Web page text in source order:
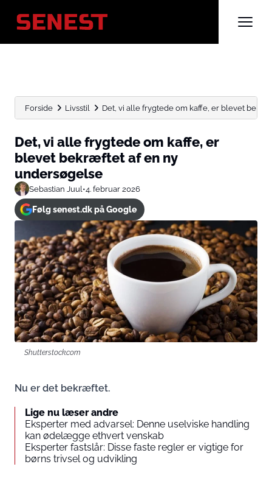
Forside Livsstil Det, vi alle frygtede om kaffe, er blevet
Det, vi alle frygtede om kaffe, er
blevet bekræftet af en ny
undersøgelse
Sebastian Juul •4. februar 2026
Følg senest.dk på Google
Shutterstock.com
Nu er det bekræftet.
Lige nu læser andre
Eksperter med advarsel: Denne uselviske handling
kan ødelægge ethvert venskab
Eksperter fastslår: Disse faste regler er vigtige for
børns trivsel og udvikling